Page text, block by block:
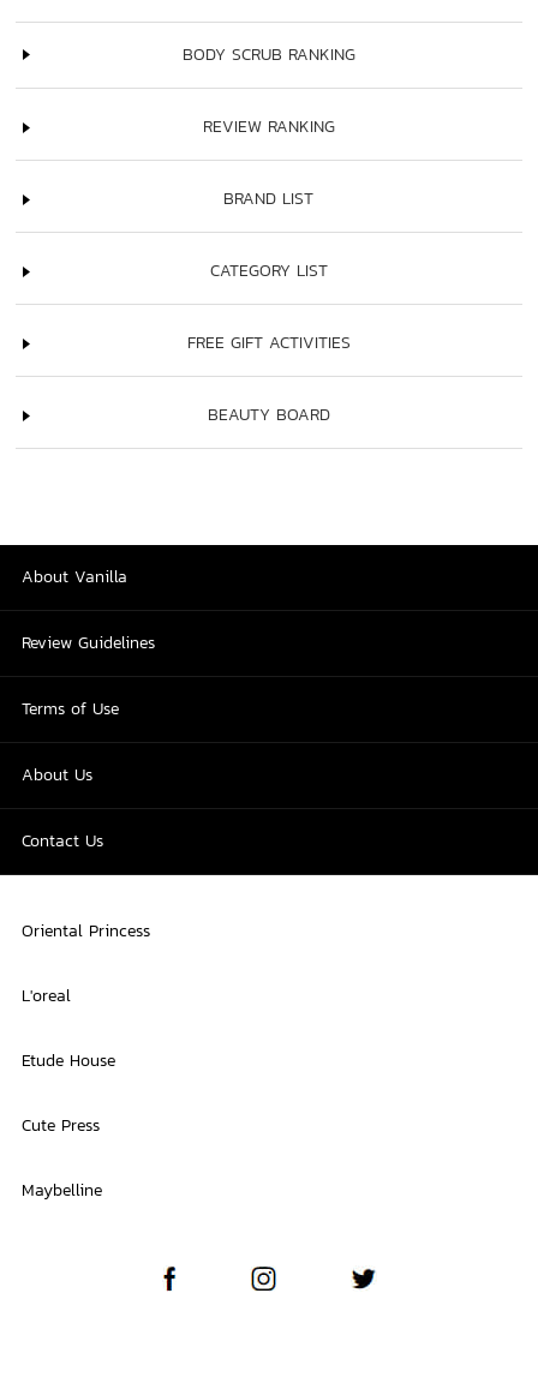
BODY SCRUB RANKING
REVIEW RANKING
BRAND LIST
CATEGORY LIST
FREE GIFT ACTIVITIES
BEAUTY BOARD
About Vanilla
Review Guidelines
Terms of Use
About Us
Contact Us
Oriental Princess
L'oreal
Etude House
Cute Press
Maybelline